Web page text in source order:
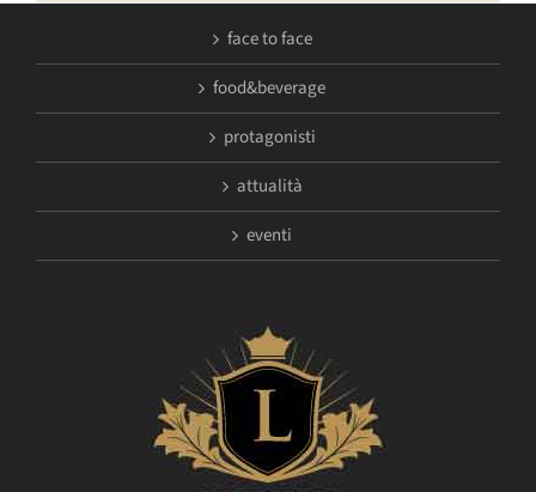
face to face
food&beverage
protagonisti
attualità
eventi